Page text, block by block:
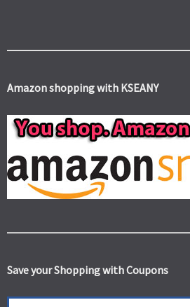
Amazon shopping with KSEANY
Save your Shopping with Coupons